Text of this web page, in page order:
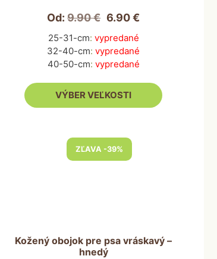
Od:9.90€ 6.90€
25-31-cm: vypredané
32-40-cm:vypredané
40-50-cm: vypredané
VÝBER VEĽKOSTI
produktu.
ZĽAVA -39%
Kožený obojok pre psa vráskavý –
hnedý
môžete